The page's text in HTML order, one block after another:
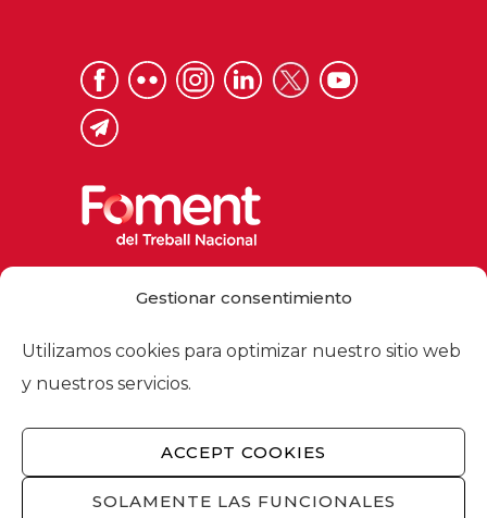
Gestionar consentimiento
Utilizamos cookies para optimizar nuestro sitio web
y nuestros servicios.
ACCEPT COOKIES
SOLAMENTE LAS FUNCIONALES
foment@foment.com
© 2026 - Foment del Treball Nacional